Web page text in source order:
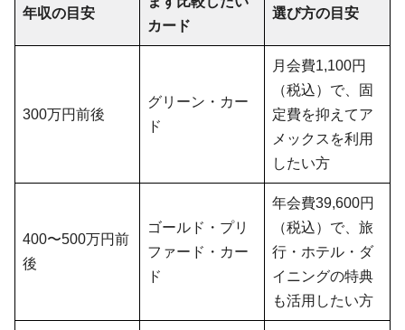
年収の目安
カード
選び方の目安
300万円前後
グリーン・カー
ド
月会費1,100円
（税込）で、固
定費を抑えてア
メックスを利用
したい方
400〜500万円前
後
ゴールド・プリ
ファード・カー
ド
年会費39,600円
（税込）で、旅
行・ホテル・ダ
イニングの特典
も活用したい方